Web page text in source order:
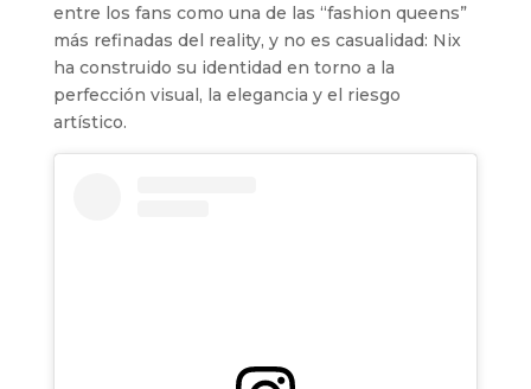
entre los fans como una de las “fashion queens”
más refinadas del reality, y no es casualidad: Nix
ha construido su identidad en torno a la
perfección visual, la elegancia y el riesgo
artístico.